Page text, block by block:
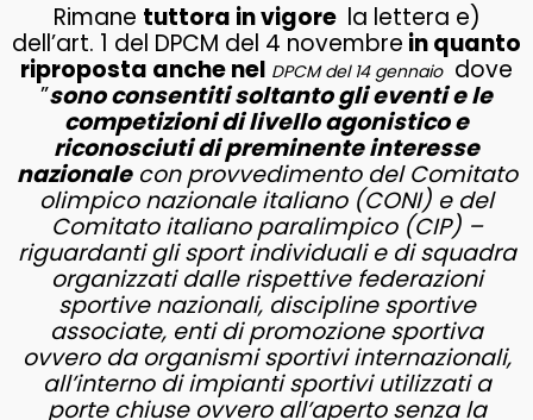
Rimane tuttora in vigore la lettera e)
dell’art. 1 del DPCM del 4 novembre in quanto
riproposta anche nel DPCM del 14 gennaiodove
”sono consentiti soltanto gli eventi e le
competizioni di livello agonistico e
riconosciuti di preminente interesse
nazionalecon provvedimento del Comitato
olimpico nazionale italiano (CONI) e del
Comitato italiano paralimpico (CIP) –
riguardanti gli sport individuali e di squadra
organizzati dalle rispettive federazioni
sportive nazionali, discipline sportive
associate, enti di promozione sportiva
ovvero da organismi sportivi internazionali,
all’interno di impianti sportivi utilizzati a
porte chiuse ovvero all’aperto senza la